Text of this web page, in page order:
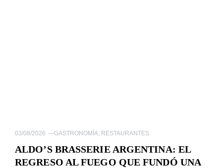
03/08/2026 —GASTRONOMÍA, RESTAURANTES
ALDO’S BRASSERIE ARGENTINA: EL
REGRESO AL FUEGO QUE FUNDÓ UNA